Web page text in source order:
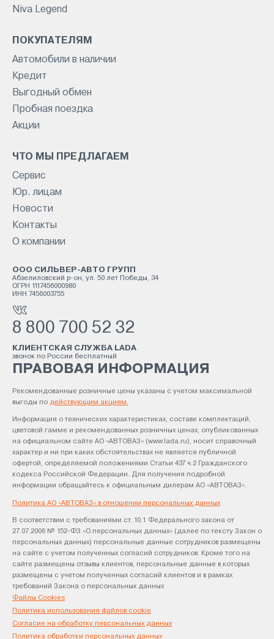
Niva Legend
ПОКУПАТЕЛЯМ
Автомобили в наличии
Кредит
Выгодный обмен
Пробная поездка
Акции
ЧТО МЫ ПРЕДЛАГАЕМ
Сервис
Юр. лицам
Новости
Контакты
О компании
ООО СИЛЬВЕР-АВТО ГРУПП
Абзелиловский р-он, ул. 50 лет Победы, 34
ОГРН 1117456000980
ИНН 7456003755
8 800 700 52 32
КЛИЕНТСКАЯ СЛУЖБА LADA
звонок по России бесплатный
ПРАВОВАЯ ИНФОРМАЦИЯ
Рекомендованные розничные цены указаны с учетом максимальной
выгоды по действующим акциям.
Информация о технических характеристиках, составе комплектаций,
цветовой гамме и рекомендованных розничных ценах, опубликованных
на официальном сайте АО «АВТОВАЗ» (www.lada.ru), носит справочный
характер и ни при каких обстоятельствах не является публичной
офертой, определяемой положениями Статьи 437 ч.2 Гражданского
кодекса Российской Федерации. Для получения подробной
информации обращайтесь к официальным дилерам АО «АВТОВАЗ».
Политика АО «АВТОВАЗ» в отношении персональных данных
В соответствии с требованиями ст. 10.1 Федерального закона от
27.07.2006 № 152-ФЗ «О персональных данных» (далее по тексту Закон о
персональных данных) персональные данные сотрудников размещены
на сайте с учетом полученных согласий сотрудников. Кроме того на
сайте размещены отзывы клиентов, персональные данные в которых
размещены с учетом полученных согласий клиентов и в рамках
требований Закона о персональных данных
Файлы Cookies
Политика использования файлов cookie
Согласие на обработку персональных данных
Политика обработки персональных данных